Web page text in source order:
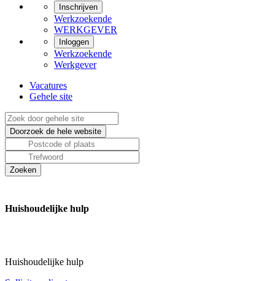
Inschrijven
Werkzoekende
WERKGEVER
Inloggen
Werkzoekende
Werkgever
Vacatures
Gehele site
Huishoudelijke hulp
Huishoudelijke hulp